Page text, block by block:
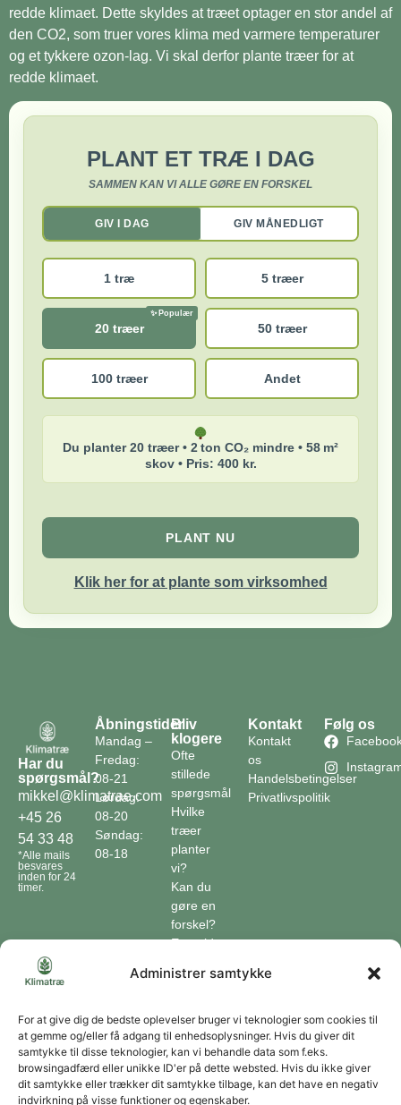
Administrer samtykke
For at give dig de bedste oplevelser bruger vi teknologier som cookies til
at gemme og/eller få adgang til enhedsoplysninger. Hvis du giver dit
samtykke til disse teknologier, kan vi behandle data som f.eks.
browsingadfærd eller unikke ID'er på dette websted. Hvis du ikke giver
dit samtykke eller trækker dit samtykke tilbage, kan det have en negativ
indvirkning på visse funktioner og egenskaber.
redde klimaet. Dette skyldes at træet optager en stor andel af
den CO2, som truer vores klima med varmere temperaturer
og et tykkere ozon-lag. Vi skal derfor plante træer for at
redde klimaet.
PLANT ET TRÆ I DAG
SAMMEN KAN VI ALLE GØRE EN FORSKEL
GIV I DAG GIV MÅNEDLIGT
1 træ 5 træer
20 træer 50 træer
100 træer Andet
Du planter 20 træer • 2 ton CO₂ mindre • 58 m²
skov • Pris: 400 kr.
PLANT NU
Klik her for at plante som virksomhed
Har du
spørgsmål?
mikkel@klimatrae.com
+45 26
54 33 48
*Alle mails
besvares
inden for 24
timer.
Åbningstider
Mandag –
Fredag:
08-21
Lørdag:
08-20
Søndag:
08-18
Bliv
klogere
Ofte
stillede
spørgsmål
Hvilke
træer
planter
vi?
Kan du
gøre en
forskel?
En guide
Klimaordbogen
optager
træer
co2?
Kontakt
Kontakt
os
Handelsbetingelser
Privatlivspolitik
Følg os